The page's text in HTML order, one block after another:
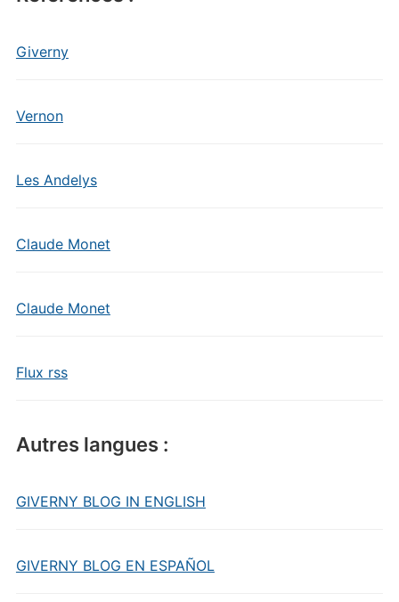
Giverny
Vernon
Les Andelys
Claude Monet
Claude Monet
Flux rss
Autres langues :
GIVERNY BLOG IN ENGLISH
GIVERNY BLOG EN ESPAÑOL